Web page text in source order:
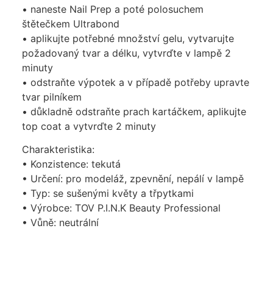
• naneste Nail Prep a poté polosuchem
štětečkem Ultrabond
• aplikujte potřebné množství gelu, vytvarujte
požadovaný tvar a délku, vytvrďte v lampě 2
minuty
• odstraňte výpotek a v případě potřeby upravte
tvar pilníkem
• důkladně odstraňte prach kartáčkem, aplikujte
top coat a vytvrďte 2 minuty
Charakteristika:
• Konzistence: tekutá
• Určení: pro modeláž, zpevnění, nepálí v lampě
• Typ: se sušenými květy a třpytkami
• Výrobce: TOV P.I.N.K Beauty Professional
• Vůně: neutrální